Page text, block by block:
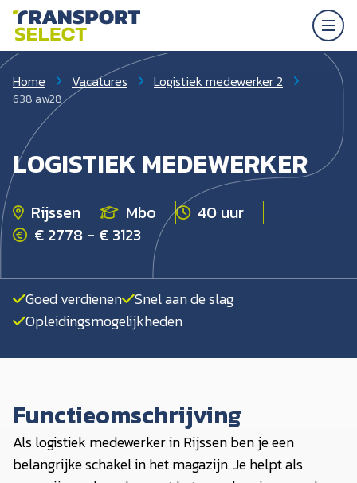
Home Vacatures Logistiek medewerker 2
638 aw28
LOGISTIEK MEDEWERKER
Rijssen Mbo
40 uur
€ 2778 - € 3123
Goed verdienen Snel aan de slag
Opleidingsmogelijkheden
Functieomschrijving
Als logistiek medewerker in Rijssen ben je een
belangrijke schakel in het magazijn. Je helpt als